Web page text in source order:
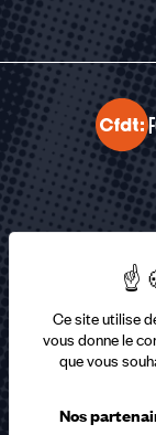
Ce site utilise
vous donne le
que vous
Nos